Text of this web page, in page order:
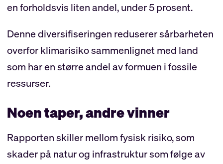
en forholdsvis liten andel, under 5 prosent.
Denne diversifiseringen reduserer sårbarheten
overfor klimarisiko sammenlignet med land
som har en større andel av formuen i fossile
ressurser.
Noen taper, andre vinner
Rapporten skiller mellom fysisk risiko, som
skader på natur og infrastruktur som følge av